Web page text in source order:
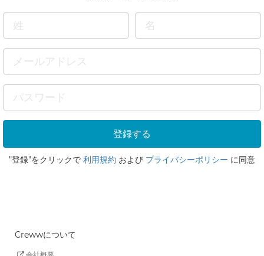
"登録"をクリックで 利用規約 および プライバシーポリシー に同意
Crewwについて